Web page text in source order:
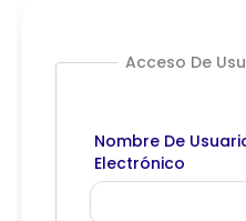
Acceso De
Nombre De
Electrónico